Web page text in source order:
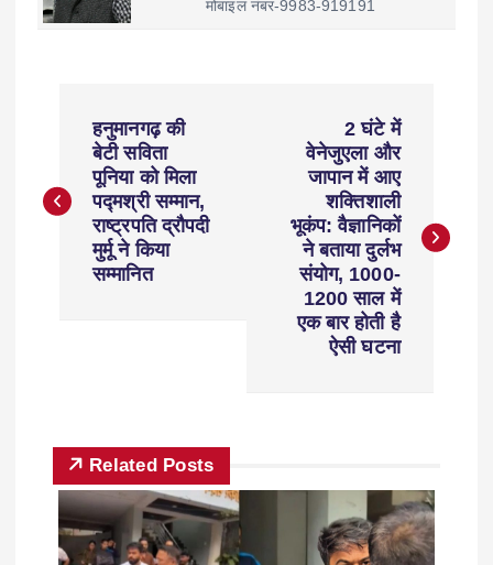
मोबाइल नंबर-9983-919191
हनुमानगढ़ की
बेटी सविता
पूनिया को मिला
पद्मश्री सम्मान,
राष्ट्रपति द्रौपदी
मुर्मू ने किया
सम्मानित
2 घंटे में
वेनेजुएला और
जापान में आए
शक्तिशाली
भूकंप: वैज्ञानिकों
ने बताया दुर्लभ
संयोग, 1000-
1200 साल में
एक बार होती है
ऐसी घटना
Related Posts